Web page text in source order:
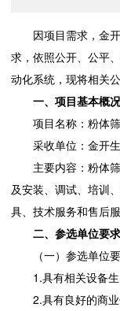
因项目需求，金
求，依照公开、公平
动化系统，现将相关
一、项目基本概况
项目名称：粉体
采收单位：金开
主要内容：粉体
及安装、调试、培训
具、技术服务和售后服
二、参选单位要求
（一）参选单位
1.具有相关设备
2.具有良好的商